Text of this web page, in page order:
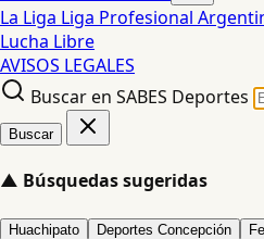
La Liga Liga Profesional
Lucha Libre
AVISOS LEGALES
Buscar en SABES Deportes
Buscar
▲ Búsquedas sugeridas
Huachipato Deportes Concepción